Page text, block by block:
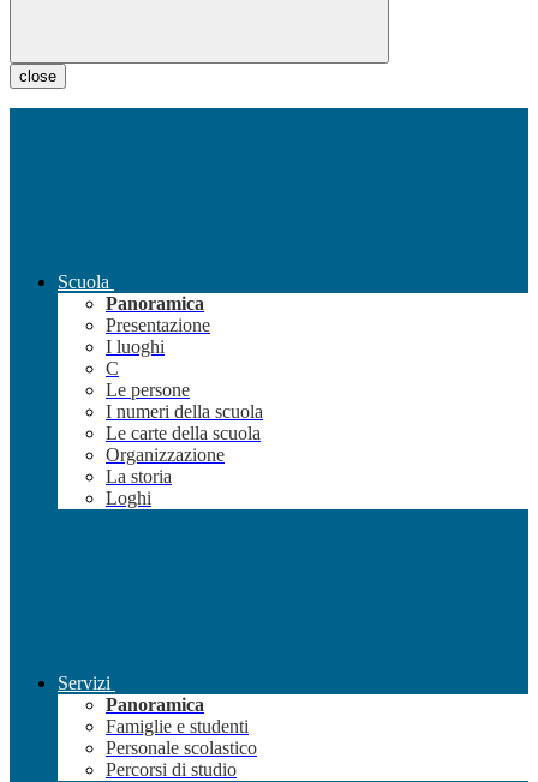
close
Scuola
Panoramica
Presentazione
I luoghi
C
Le persone
I numeri della scuola
Le carte della scuola
Organizzazione
La storia
Loghi
Servizi
Panoramica
Famiglie e studenti
Personale scolastico
Percorsi di studio